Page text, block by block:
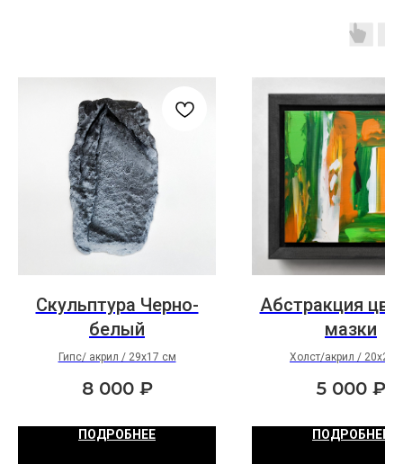
Скульптура Черно-
белый
Гипс/ акрил / 29х17 см
8 000 ₽
ПОДРОБНЕЕ
Абстракция
мазки
Холст/акрил / 20х20
5 000 ₽
ПОДРОБНЕЕ